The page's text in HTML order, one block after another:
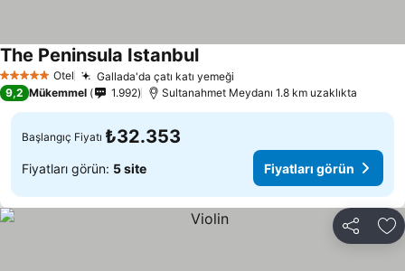
5 Yıldız Otel Gallada'da çatı katı yemeği
The Peninsula IstanbulFiyatları görün
9,2 Mükemmel 1.992 Sultanahmet Meydanı 1.8 km uzaklıkta
Başlangıç Fiyatı ₺32.353
Fiyatları görün: 5 site Fiyatları görün
Paylaş